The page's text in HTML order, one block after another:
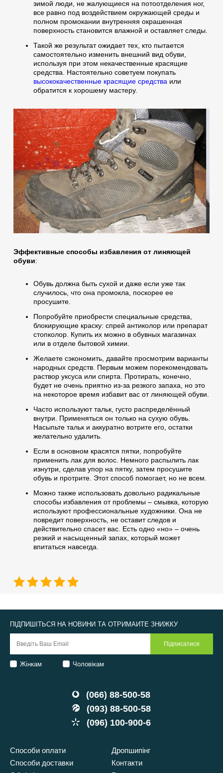
зимой люди, не жалующиеся на потоотделения ног,
все равно под воздействием окружающей среды и
полном промокании внутренняя окрашенная
поверхность становится влажной и оставляет следы.
Такой же результат ожидает тех, кто пытается
самостоятельно изменить внешний вид обуви,
используя при этом некачественные красящие
средства. Настоятельно советуем покупать
высококачественные красящие средства или
обратится к хорошему мастеру.
Эффективные способы избавления от линяющей
обуви:
Обувь должна быть сухой и даже если уже так
случилось, что она промокла, поскорее ее
просушите.
Попробуйте приобрести специальные средства,
блокирующие краску: спрей антиколор или препарат
стопколор. Купить их можно в обувных магазинах
или в отделе бытовой химии.
Желаете сэкономить, давайте просмотрим варианты
народных средств. Первым можем порекомендовать
раствор уксуса или спирта. Протирать, конечно,
будет не очень приятно из-за резкого запаха, но это
на некоторое время избавит вас от линяющей обуви.
Часто используют тальк, густо распределённый
внутри. Применяться он только на сухую обувь.
Насыпьте тальк и аккуратно вотрите его, остатки
желательно удалить.
Если в основном красятся пятки, попробуйте
применить лак для волос. Немного распылить лак
изнутри, сделав упор на пятку, затем просушите
обувь и протрите. Этот способ помогает, но не всем.
Можно также использовать довольно радикальные
способы избавления от проблемы – смывка, которую
используют профессиональные художники. Она не
повредит поверхность, не оставит следов и
действительно спасет вас. Есть одно «но» – очень
резкий и насыщенный запах, который может
впитаться навсегда.
(066) 88-500-58
(093) 88-500-58
(096) 100-900-6
Способи оплати
Способи доставки
Дропшипінг
Контакти
ПІДПИШІТЬСЯ НА НОВИНИ ТА ОТРИМАЙТЕ ЗНИЖКУ
Жінкам Чоловікам